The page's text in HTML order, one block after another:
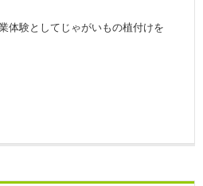
体験としてじゃがいもの植付けを